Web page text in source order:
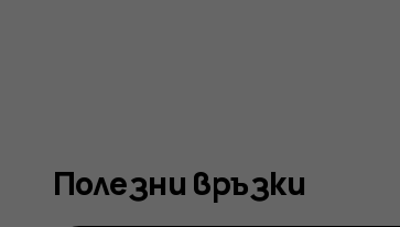
Полезни връзки